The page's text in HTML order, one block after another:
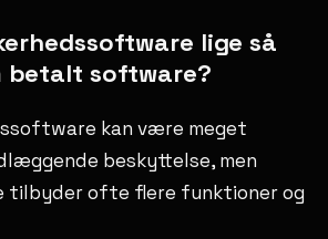
lige så
betalt software?
kan være meget
beskyttelse, men
ofte flere funktioner og